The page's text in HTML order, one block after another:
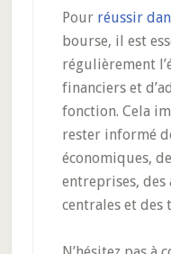
Pour réussir
bourse, il est
régulièrement
financiers et
fonction. Cela
rester informé
économiques,
entreprises, des
centrales et des